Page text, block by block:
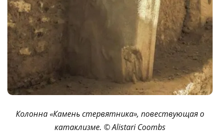
Колонна «Камень стервятника», повествующая о
катаклизме. © Alistari Coombs